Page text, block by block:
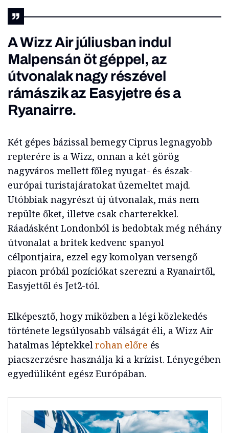
A Wizz Air júliusban indul
Malpensán öt géppel, az
útvonalak nagy részével
rámászik az Easyjetre és a
Ryanairre.
Két gépes bázissal bemegy Ciprus legnagyobb
repterére is a Wizz, onnan a két görög
nagyváros mellett főleg nyugat- és észak-
európai turistajáratokat üzemeltet majd.
Utóbbiak nagyrészt új útvonalak, más nem
repülte őket, illetve csak charterekkel.
Ráadásként Londonból is bedobtak még néhány
útvonalat a britek kedvenc spanyol
célpontjaira, ezzel egy komolyan versengő
piacon próbál pozíciókat szerezni a Ryanairtől,
Easyjettől és Jet2-tól.
Elképesztő, hogy miközben a légi közlekedés
története legsúlyosabb válságát éli, a Wizz Air
hatalmas léptekkelrohan előre és
piacszerzésre használja ki a krízist. Lényegében
egyedüliként egész Európában.